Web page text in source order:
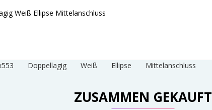
Weiß Ellipse Mittelanschluss
Doppellagig Weiß Ellipse Mittelanschluss
ZUSAMMEN GEKAUFT